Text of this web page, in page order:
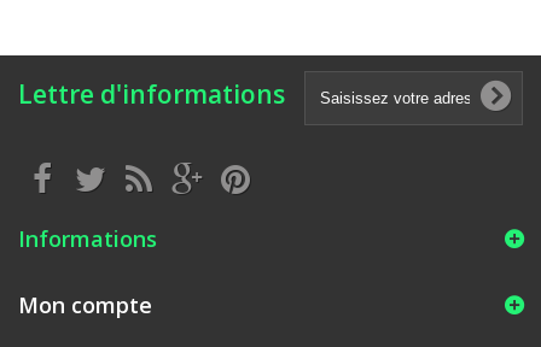
Lettre d'informations
Informations
Mon compte